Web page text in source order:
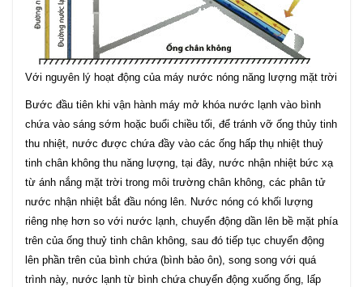
Với nguyên lý hoạt động của máy nước nóng năng lượng mặt trời
Bước đầu tiên khi vận hành máy mở khóa nước lạnh vào bình
chứa vào sáng sớm hoặc buổi chiều tối, để tránh vỡ ống thủy tinh
thu nhiệt, nước được chứa đầy vào các ống hấp thụ nhiệt thuỷ
tinh chân không thu năng lượng, tại đây, nước nhận nhiệt bức xạ
từ ánh nắng mặt trời trong môi trường chân không, các phân tử
nước nhận nhiệt bắt đầu nóng lên. Nước nóng có khối lượng
riêng nhẹ hơn so với nước lạnh, chuyển động dần lên bề mặt phía
trên của ống thuỷ tinh chân không, sau đó tiếp tục chuyển động
lên phần trên của bình chứa (bình bảo ôn), song song với quá
trình này, nước lạnh từ bình chứa chuyển động xuống ống, lấp